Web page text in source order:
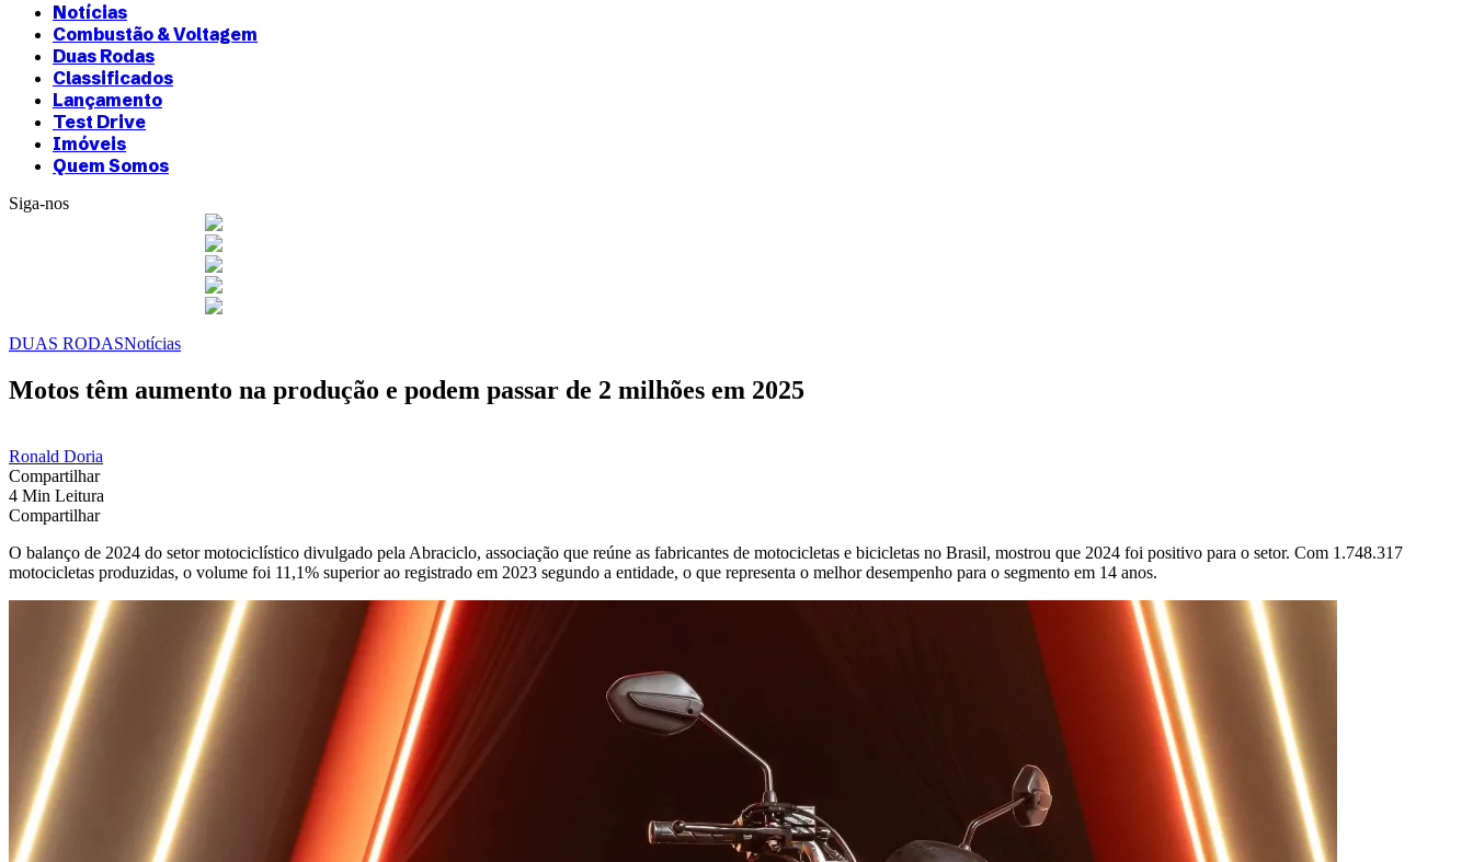
Notícias
Combustão & Voltagem
Duas Rodas
Classificados
Lançamento
Test Drive
Imóveis
Quem Somos
Siga-nos
DUAS RODASNotícias
Motos têm aumento na produção e podem passar de 2 milhões em 2025
Ronald Doria
Compartilhar
4 Min Leitura
Compartilhar
O balanço de 2024 do setor motociclístico divulgado pela Abraciclo, associação que reúne as fabricantes de motocicletas e bicicletas no Brasil, mostrou que 2024 foi positivo para o setor. Com 1.748.317
motocicletas produzidas, o volume foi 11,1% superior ao registrado em 2023 segundo a entidade, o que representa o melhor desempenho para o segmento em 14 anos.